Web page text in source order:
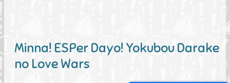
Minna! ESPer Dayo! Yokubou Darake
no Love Wars